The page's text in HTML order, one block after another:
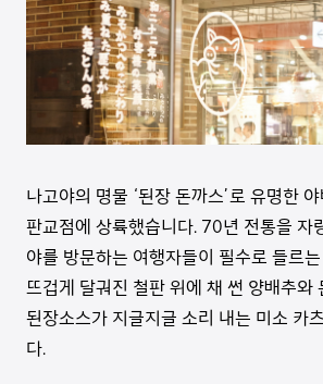
나고야의 명물 ‘된장 돈까스’로 유명한
판교점에 상륙했습니다. 70년 전통을 자
야를 방문하는 여행자들이 필수로 들르
뜨겁게 달궈진 철판 위에 채 썬 양배추와
된장소스가 지글지글 소리 내는 미소 카
다.